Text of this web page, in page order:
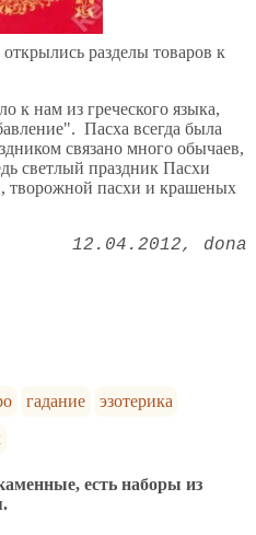
разделы товаров к
к нам из греческого языка,
Пасха всегда была
связано много обычаев,
светлый праздник Пасхи
творожной пасхи и крашеных
12.04.2012 dona
гадание
эзотерика
есть наборы из